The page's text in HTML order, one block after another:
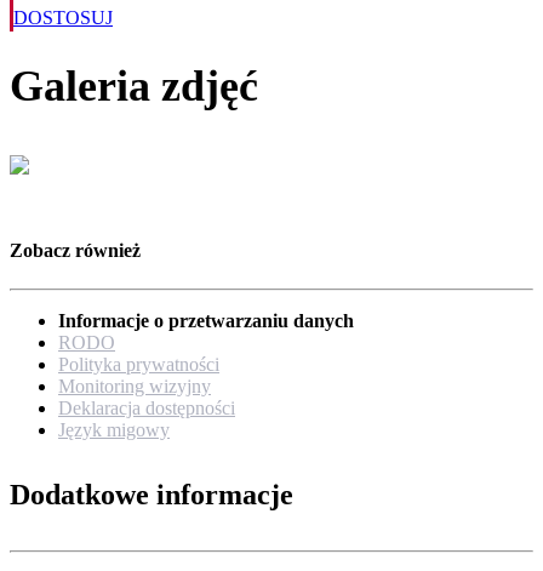
DOSTOSUJ
Galeria zdjęć
Zobacz również
Informacje o przetwarzaniu danych
RODO
Polityka prywatności
Monitoring wizyjny
Deklaracja dostępności
Język migowy
Dodatkowe informacje